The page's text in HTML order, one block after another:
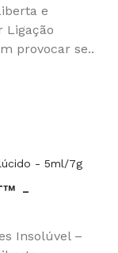
e
Ligação
provocar se..
-
Insolúvel –